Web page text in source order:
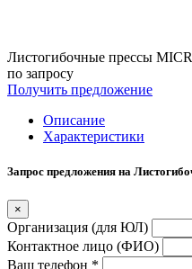
Листогибочные прессы
по запросу
Получить предложение
Описание
Характеристики
Запрос предложения на
×
Организация (для ЮЛ)
Контактное лицо (ФИО)
Ваш телефон *